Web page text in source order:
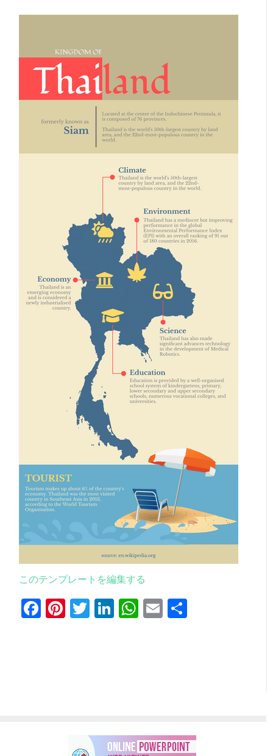
このテンプレートを編集する
Facebook
Pinterest
Twitter
LinkedIn
WhatsApp
Email